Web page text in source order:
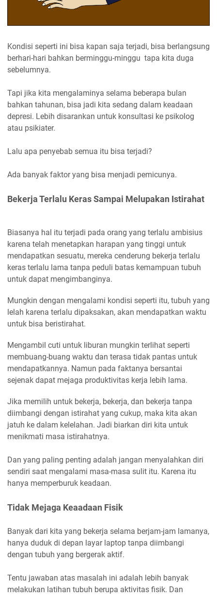
Kondisi seperti ini bisa kapan saja terjadi, bisa berlangsung
berhari-hari bahkan berminggu-minggu tapa kita duga
sebelumnya.
Tapi jika kita mengalaminya selama beberapa bulan
bahkan tahunan, bisa jadi kita sedang dalam keadaan
depresi. Lebih disarankan untuk konsultasi ke psikolog
atau psikiater.
Lalu apa penyebab semua itu bisa terjadi?
Ada banyak faktor yang bisa menjadi pemicunya.
Bekerja Terlalu Keras Sampai Melupakan Istirahat
Biasanya hal itu terjadi pada orang yang terlalu ambisius
karena telah menetapkan harapan yang tinggi untuk
mendapatkan sesuatu, mereka cenderung bekerja terlalu
keras terlalu lama tanpa peduli batas kemampuan tubuh
untuk dapat mengimbanginya.
Mungkin dengan mengalami kondisi seperti itu, tubuh yang
lelah karena terlalu dipaksakan, akan mendapatkan waktu
untuk bisa beristirahat.
Mengambil cuti untuk liburan mungkin terlihat seperti
membuang-buang waktu dan terasa tidak pantas untuk
mendapatkannya. Namun pada faktanya bersantai
sejenak dapat mejaga produktivitas kerja lebih lama.
Jika memilih untuk bekerja, bekerja, dan bekerja tanpa
diimbangi dengan istirahat yang cukup, maka kita akan
jatuh ke dalam kelelahan. Jadi biarkan diri kita untuk
menikmati masa istirahatnya.
Dan yang paling penting adalah jangan menyalahkan diri
sendiri saat mengalami masa-masa sulit itu. Karena itu
hanya memperburuk keadaan.
Tidak Mejaga Keaadaan Fisik
Banyak dari kita yang bekerja selama berjam-jam lamanya,
hanya duduk di depan layar laptop tanpa diimbangi
dengan tubuh yang bergerak aktif.
Tentu jawaban atas masalah ini adalah lebih banyak
melakukan latihan tubuh berupa aktivitas fisik. Dan